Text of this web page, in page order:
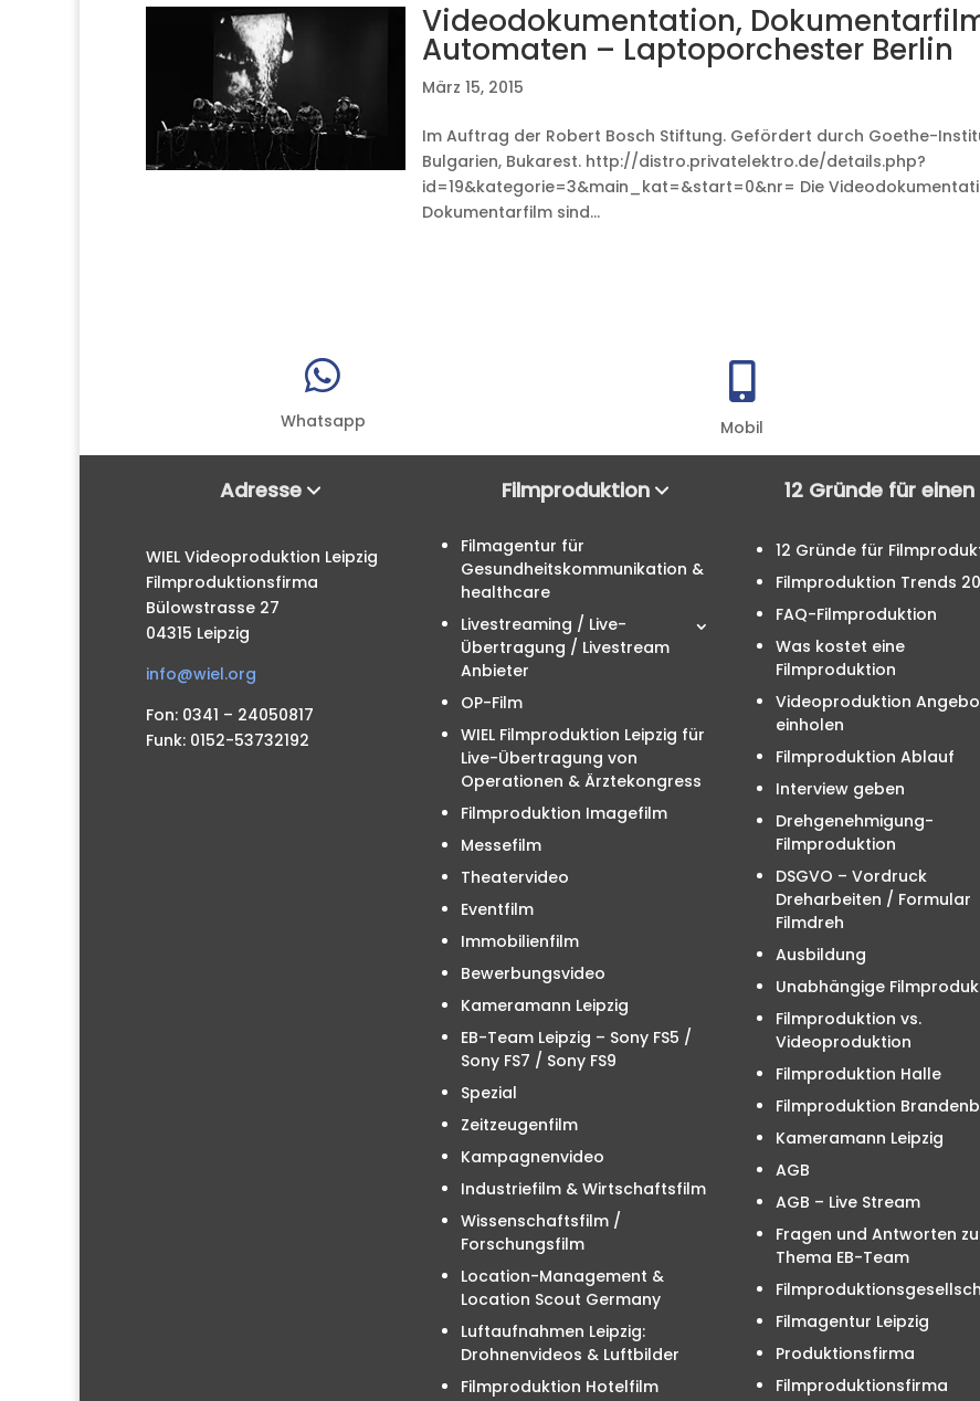
Videodokumentation,
Automaten – Laptoporchester Berlin
März 15, 2015
Im Auftrag der Robert Bosch Stiftung. Gefördert durch Goethe-
Bulgarien, Bukarest. http://distro.privatelektro.de/details.php?
id=19&kategorie=3&main_kat=&start=0&nr= Die
Dokumentarfilm sind...

Whatsapp

Mobil
Adresse
WIEL Videoproduktion Leipzig
Filmproduktionsfirma
Bülowstrasse 27
04315 Leipzig
info@wiel.org
Fon: 0341 – 24050817
Funk: 0152-53732192
Filmproduktion
Filmagentur für
Gesundheitskommunikation &
healthcare
Livestreaming / Live-
Übertragung / Livestream
Anbieter
OP-Film
WIEL Filmproduktion Leipzig für
Live-Übertragung von
Operationen & Ärztekongress
Filmproduktion Imagefilm
Messefilm
Theatervideo
Eventfilm
Immobilienfilm
Bewerbungsvideo
Kameramann Leipzig
EB-Team Leipzig – Sony FS5 /
Sony FS7 / Sony FS9
Spezial
Zeitzeugenfilm
Kampagnenvideo
Industriefilm & Wirtschaftsfilm
Wissenschaftsfilm /
Forschungsfilm
Location-Management &
Location Scout Germany
Luftaufnahmen Leipzig:
Drohnenvideos & Luftbilder
Filmproduktion Hotelfilm
12 Gründe für
12 Gründe für
Filmproduktion Trends
FAQ-Filmproduktion
Was kostet eine
Filmproduktion
Videoproduktion
einholen
Filmproduktion Ablauf
Interview geben
Drehgenehmigung-
Filmproduktion
DSGVO – Vordruck
Dreharbeiten / Formular
Filmdreh
Ausbildung
Unabhängige
Filmproduktion vs.
Videoproduktion
Filmproduktion Halle
Filmproduktion
Kameramann Leipzig
AGB
AGB – Live Stream
Fragen und Antworten
Thema EB-Team
Filmagentur Leipzig
Produktionsfirma
Filmproduktionsfirma